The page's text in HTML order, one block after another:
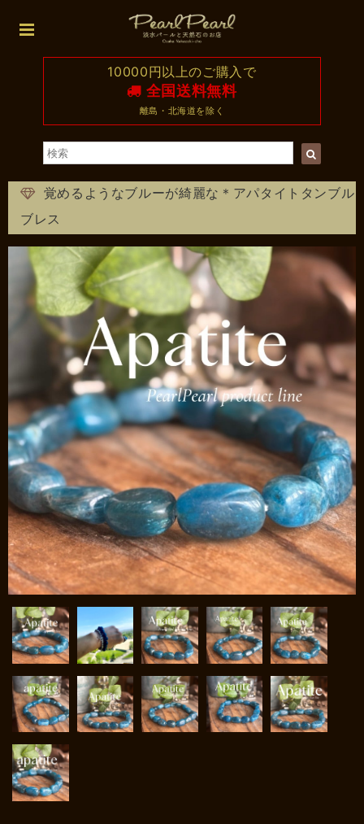
10000円以上のご購入で
全国送料無料
離島・北海道を除く
覚めるようなブルーが綺麗な＊アパタイトタンブル
ブレス